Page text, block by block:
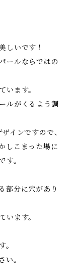
しいです！
ールならではの
います。
ルがくるよう調
インですので、
しこまった場に
す。
部分に穴があり
います。
。
い。